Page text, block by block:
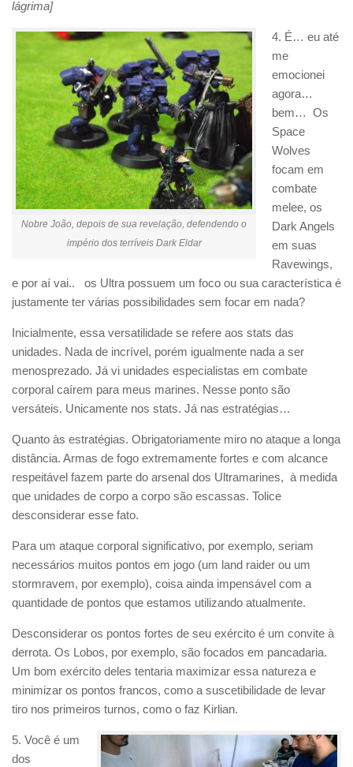
lágrima]
Nobre João, depois de sua revelação, defendendo o
império dos terríveis Dark Eldar
4. É… eu até
me
emocionei
agora…
bem… Os
Space
Wolves
focam em
combate
melee, os
Dark Angels
em suas
Ravewings,
e por aí vai.. os Ultra possuem um foco ou sua característica é
justamente ter várias possibilidades sem focar em nada?
Inicialmente, essa versatilidade se refere aos stats das
unidades. Nada de incrível, porém igualmente nada a ser
menosprezado. Já vi unidades especialistas em combate
corporal caírem para meus marines. Nesse ponto são
versáteis. Unicamente nos stats. Já nas estratégias…
Quanto às estratégias. Obrigatoriamente miro no ataque a longa
distância. Armas de fogo extremamente fortes e com alcance
respeitável fazem parte do arsenal dos Ultramarines, à medida
que unidades de corpo a corpo são escassas. Tolice
desconsiderar esse fato.
Para um ataque corporal significativo, por exemplo, seriam
necessários muitos pontos em jogo (um land raider ou um
stormravem, por exemplo), coisa ainda impensável com a
quantidade de pontos que estamos utilizando atualmente.
Desconsiderar os pontos fortes de seu exército é um convite à
derrota. Os Lobos, por exemplo, são focados em pancadaria.
Um bom exército deles tentaria maximizar essa natureza e
minimizar os pontos francos, como a suscetibilidade de levar
tiro nos primeiros turnos, como o faz Kirlian.
5. Você é um
dos